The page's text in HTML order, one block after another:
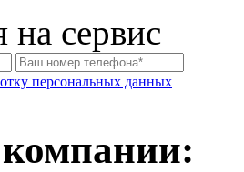
на сервис
персональных данных